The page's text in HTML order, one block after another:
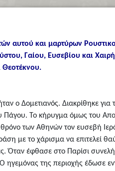
αυτού και μαρτύρων
Γαίου, Ευσεβίου και
Θεοτέκνου.
ο Δομετιανός. Διακρίθηκε για
Πάγου. Το κήρυγμα όμως του
θρόνο των Αθηνών τον ευσεβή
με το χάρισμα να επιτελεί
Όταν έφθασε στο Παρίσι
ηγεμόνας της περιοχής έδωσε